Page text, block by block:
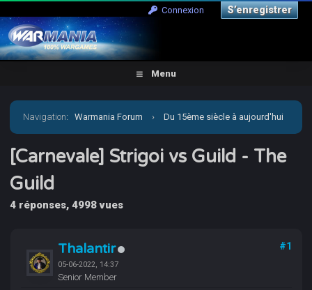
Connexion S’enregistrer
Menu
Navigation:Warmania Forum › Du 15ème siècle à aujourd'hui
› Moderne - Imaginaire › Carnevale › [Carnevale]
Strigoi vs Guild - The Guild
[Carnevale] Strigoi vs Guild - The
Guild
4 réponses, 4998 vues
Thalantir
05-06-2022, 14:37
Senior Member
#1